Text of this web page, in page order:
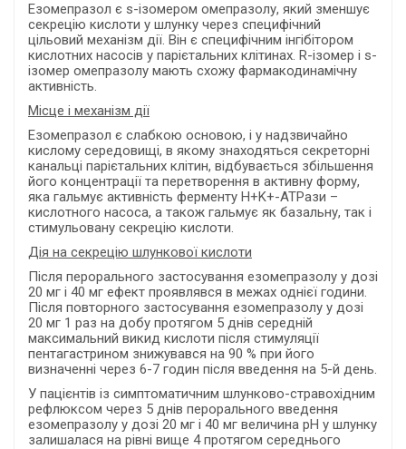
Езомепразол є s-ізомером омепразолу, який зменшує
секрецію кислоти у шлунку через специфічний
цільовий механізм дії. Він є специфічним інгібітором
кислотних насосів у парієтальних клітинах. R-ізомер і s-
ізомер омепразолу мають схожу фармакодинамічну
активність.
Місце і механізм дії
Езомепразол є слабкою основою, і у надзвичайно
кислому середовищі, в якому знаходяться секреторні
канальці парієтальних клітин, відбувається збільшення
його концентрації та перетворення в активну форму,
яка гальмує активність ферменту H+K+-ATPази –
кислотного насоса, а також гальмує як базальну, так і
стимульовану секрецію кислоти.
Дія на секрецію шлункової кислоти
Після перорального застосування езомепразолу у дозі
20 мг і 40 мг ефект проявлявся в межах однієї години.
Після повторного застосування езомепразолу у дозі
20 мг 1 раз на добу протягом 5 днів середній
максимальний викид кислоти після стимуляції
пентагастрином знижувався на 90 % при його
визначенні через 6-7 годин після введення на 5-й день.
У пацієнтів із симптоматичним шлунково-стравохідним
рефлюксом через 5 днів перорального введення
езомепразолу у дозі 20 мг і 40 мг величина рН у шлунку
залишалася на рівні вище 4 протягом середнього